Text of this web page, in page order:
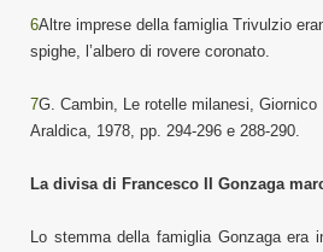
6Altre imprese della famiglia Trivulzio
spighe, l’albero di rovere coronato.
7G. Cambin, Le rotelle milanesi,
Araldica, 1978, pp. 294-296 e 288-290.
La divisa di Francesco II Gonzaga
Lo stemma della famiglia Gonzaga era